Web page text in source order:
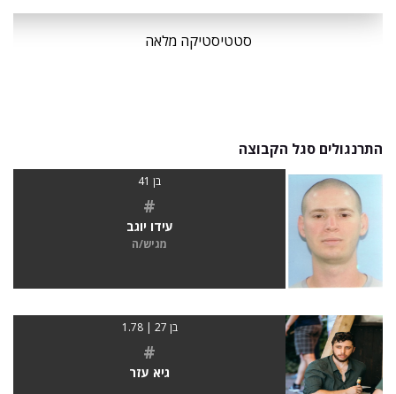
סטטיסטיקה מלאה
התרנגולים סגל הקבוצה
בן 41
#
עידו יוגב
מגיש/ה
בן 27 | 1.78
#
גיא עזר